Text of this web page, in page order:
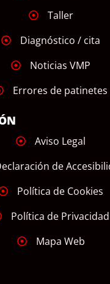
Taller
Diagnóstico / cita
Noticias VMP
Errores de patinetes
Aviso Legal
de
Política de Cookies
Política de Privacidad
Mapa Web